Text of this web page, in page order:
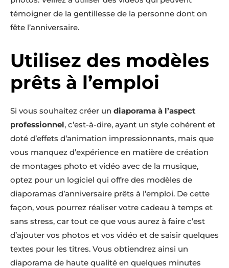
témoigner de la gentillesse de la personne dont on
fête l’anniversaire.
Utilisez des modèles
prêts à l’emploi
Si vous souhaitez créer un diaporama à l’aspect
professionnel, c’est-à-dire, ayant un style cohérent et
doté d’effets d’animation impressionnants, mais que
vous manquez d’expérience en matière de création
de montages photo et vidéo avec de la musique,
optez pour un logiciel qui offre des modèles de
diaporamas d’anniversaire prêts à l’emploi. De cette
façon, vous pourrez réaliser votre cadeau à temps et
sans stress, car tout ce que vous aurez à faire c’est
d’ajouter vos photos et vos vidéo et de saisir quelques
textes pour les titres. Vous obtiendrez ainsi un
diaporama de haute qualité en quelques minutes